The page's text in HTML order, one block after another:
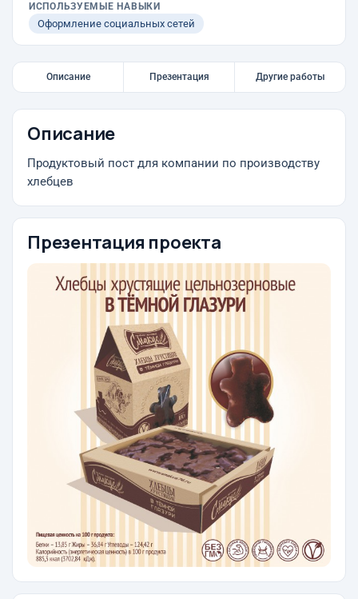
ИСПОЛЬЗУЕМЫЕ НАВЫКИ
Оформление социальных сетей
Описание Презентация Другие работы
Описание
Продуктовый пост для компании по производству
хлебцев
Презентация проекта